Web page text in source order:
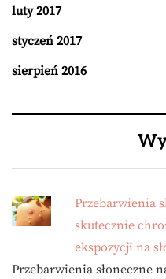
luty 2017
styczeń 2017
sierpień 2016
Przebarwienia
skutecznie
ekspozycji na
Przebarwienia słoneczne